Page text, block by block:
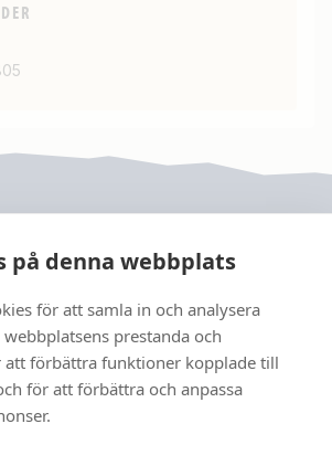
på denna webbplats
för att samla in och analysera
prestanda och
att förbättra funktioner kopplade till
för att förbättra och anpassa